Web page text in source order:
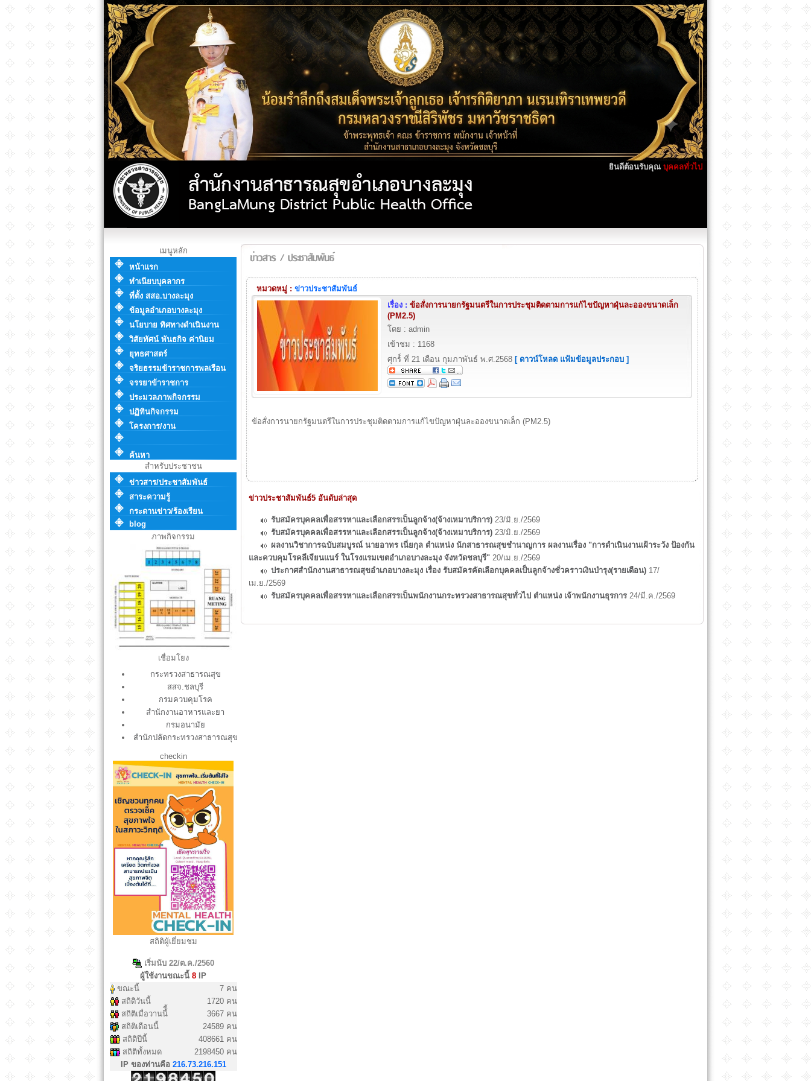
ยินดีต้อนรับคุณ บุคคลทั่วไป
เมนูหลัก
หน้าแรก
ทำเนียบบุคลากร
ที่ตั้ง สสอ.บางละมุง
ข้อมูลอำเภอบางละมุง
นโยบาย ทิศทางดำเนินงาน
วิสัยทัศน์ พันธกิจ ค่านิยม
ยุทธศาสตร์
จริยธรรมข้าราชการพลเรือน
จรรยาข้าราชการ
ประมวลภาพกิจกรรม
ปฏิทินกิจกรรม
โครงการ/งาน
ค้นหา
สำหรับประชาชน
ข่าวสาร/ประชาสัมพันธ์
สาระความรู้
กระดานข่าว/ร้องเรียน
blog
ภาพกิจกรรม
XXXX.jpg
S__12951574.jpg
เชื่อมโยง
กระทรวงสาธารณสุข
สสจ.ชลบุรี
กรมควบคุมโรค
สำนักงานอาหารและยา
กรมอนามัย
สำนักปลัดกระทรวงสาธารณสุข
checkin
สถิติผู้เยี่ยมชม
เริ่มนับ 22/ต.ค./2560
ผู้ใช้งานขณะนี้ 8 IP
ขณะนี้
7 คน
สถิติวันนี้
1720 คน
สถิติเมื่อวานนี้ี้
3667 คน
สถิติเดือนนี้
24589 คน
สถิติปีนี้
408661 คน
สถิติทั้งหมด
2198450 คน
IP ของท่านคือ 216.73.216.151
หมวดหมู่ : ข่าวประชาสัมพันธ์
เรื่อง : ข้อสั่งการนายกรัฐมนตรีในการประชุมติดตามการเเก้ไขปัญหาฝุ่นละอองขนาดเล็ก
(PM2.5)
โดย : admin
เข้าชม : 1168
ศุกร์์ ที่ 21 เดือน กุมภาพันธ์ พ.ศ.2568 [ ดาวน์โหลด แฟ้มข้อมูลประกอบ ]
ข้อสั่งการนายกรัฐมนตรีในการประชุมติดตามการเเก้ไขปัญหาฝุ่นละอองขนาดเล็ก (PM2.5)
ข่าวประชาสัมพันธ์5 อันดับล่าสุด
รับสมัครบุคคลเพื่อสรรหาและเลือกสรรเป็นลูกจ้าง(จ้างเหมาบริการ) 23/มิ.ย./2569
รับสมัครบุคคลเพื่อสรรหาและเลือกสรรเป็นลูกจ้าง(จ้างเหมาบริการ) 23/มิ.ย./2569
ผลงานวิชาการฉบับสมบูรณ์ นายอาทร เนี่ยกุล ตำแหน่ง นักสาธารณสุขชำนาญการ ผลงานเรื่อง "การดำเนินงานเฝ้าระวัง ป้องกัน
และควบคุมโรคลีเจียนแนร์ ในโรงแรมเขตอำเภอบางละมุง จังหวัดชลบุรี" 20/เม.ย./2569
ประกาศสำนักงานสาธารณสุขอำเภอบางละมุง เรื่อง รับสมัครคัดเลือกบุคคลเป็นลูกจ้างชั่วคราวเงินบำรุง(รายเดือน) 17/
เม.ย./2569
รับสมัครบุคคลเพื่อสรรหาและเลือกสรรเป็นพนักงานกระทรวงสาธารณสุขทั่วไป ตำแหน่ง เจ้าพนักงานธุรการ 24/มี.ค./2569